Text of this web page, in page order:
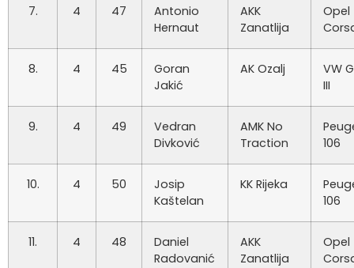
7. 4 47
Antonio
Hernaut
AKK
Zanatlija
Opel
8. 4 45
Goran
Jakić
AK Ozalj
VW
III
9. 4 49
Vedran
Divković
AMK No
Traction
106
10. 4 50
Josip
Kaštelan
KK Rijeka
106
11. 4 48
Daniel
Radovanić
AKK
Zanatlija
Opel